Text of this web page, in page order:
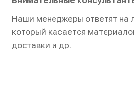
Наши менеджеры ответят на
который касается
доставки и др.